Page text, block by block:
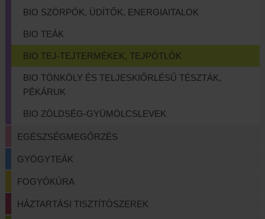
BIO SZÖRPÖK, ÜDÍTŐK, ENERGIAITALOK
BIO TEÁK
BIO TEJ-TEJTERMÉKEK, TEJPÓTLÓK
BIO TÖNKÖLY ÉS TELJESKIŐRLÉSŰ TÉSZTÁK,
PÉKÁRUK
BIO ZÖLDSÉG-GYÜMÖLCSLEVEK
EGÉSZSÉGMEGŐRZÉS
GYÓGYTEÁK
FOGYÓKÚRA
HÁZTARTÁSI TISZTÍTÓSZEREK